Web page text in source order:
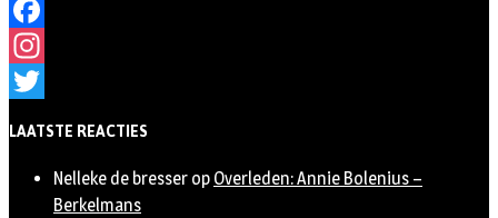
Facebook
Instagram
LAATSTE REACTIES
Nelleke de bresser op Overleden: Annie Bolenius –
Berkelmans